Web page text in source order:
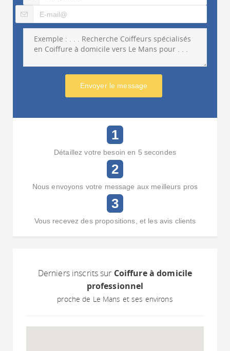
Envoyer le message
1
Détaillez votre besoin en 5 secondes
2
Nous envoyons votre message aux meilleurs pros
3
Vous recevez des propositions, et les avis clients
Derniers inscrits sur Coiffure à domicile
professionnel
proche de Le Mans et ses environs